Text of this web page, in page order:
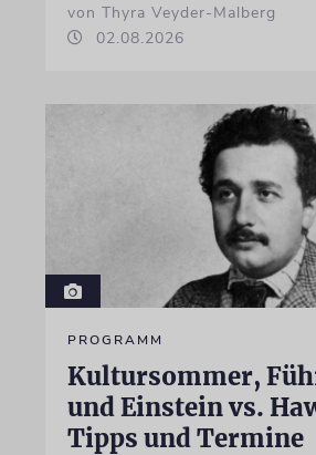
von Thyra Veyder-Malberg
02.08.2026
PROGRAMM
Kultursommer,
und Einstein vs.
Tipps und Termine